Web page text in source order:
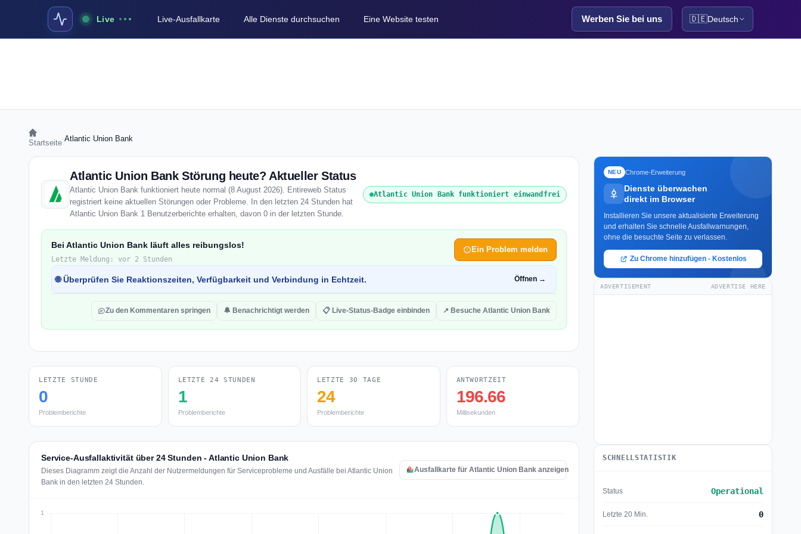
Live Live-Ausfallkarte Alle Dienste durchsuchen Eine Website testen Werben Sie bei uns 🇩🇪Deutsch
Startseite Atlantic Union Bank
Atlantic Union Bank Störung heute? Aktueller Status
Atlantic Union Bank funktioniert heute normal (8 August 2026). Entireweb Status
registriert keine aktuellen Störungen oder Probleme. In den letzten 24 Stunden hat
Atlantic Union Bank 1 Benutzerberichte erhalten, davon 0 in der letzten Stunde.
Atlantic Union Bank funktioniert einwandfrei
Bei Atlantic Union Bank läuft alles reibungslos!
Letzte Meldung: vor 2 Stunden
Ein Problem melden
🌐 Überprüfen Sie Reaktionszeiten, Verfügbarkeit und Verbindung in Echtzeit. Öffnen →
Zu den Kommentaren springen 🔔 Benachrichtigt werden 📋 Live-Status-Badge einbinden ↗ Besuche Atlantic Union Bank
LETZTE STUNDE
0
Problemberichte
LETZTE 24 STUNDEN
1
Problemberichte
LETZTE 30 TAGE
24
Problemberichte
ANTWORTZEIT
196.66
Millisekunden
Service-Ausfallaktivität über 24 Stunden - Atlantic Union Bank
Dieses Diagramm zeigt die Anzahl der Nutzermeldungen für Serviceprobleme und Ausfälle bei Atlantic Union
Bank in den letzten 24 Stunden.
Ausfallkarte für Atlantic Union Bank anzeigen
NEU Chrome-Erweiterung
Dienste überwachen
direkt im Browser
Installieren Sie unsere aktualisierte Erweiterung
und erhalten Sie schnelle Ausfallwarnungen,
ohne die besuchte Seite zu verlassen.
Zu Chrome hinzufügen - Kostenlos
ADVERTISEMENT ADVERTISE HERE
SCHNELLSTATISTIK
Status Operational
Letzte 20 Min. 0